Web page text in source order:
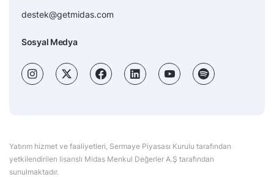
destek@getmidas.com
Sosyal Medya
Yatırım hizmet ve faaliyetleri, Sermaye Piyasası Kurulu tarafından
yetkilendirilen lisanslı Midas Menkul Değerler A.Ş tarafından
sunulmaktadır.